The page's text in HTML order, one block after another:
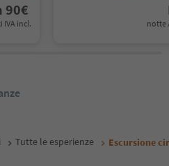
90€
IVA incl. notte
Tutte le esperienze Escursione